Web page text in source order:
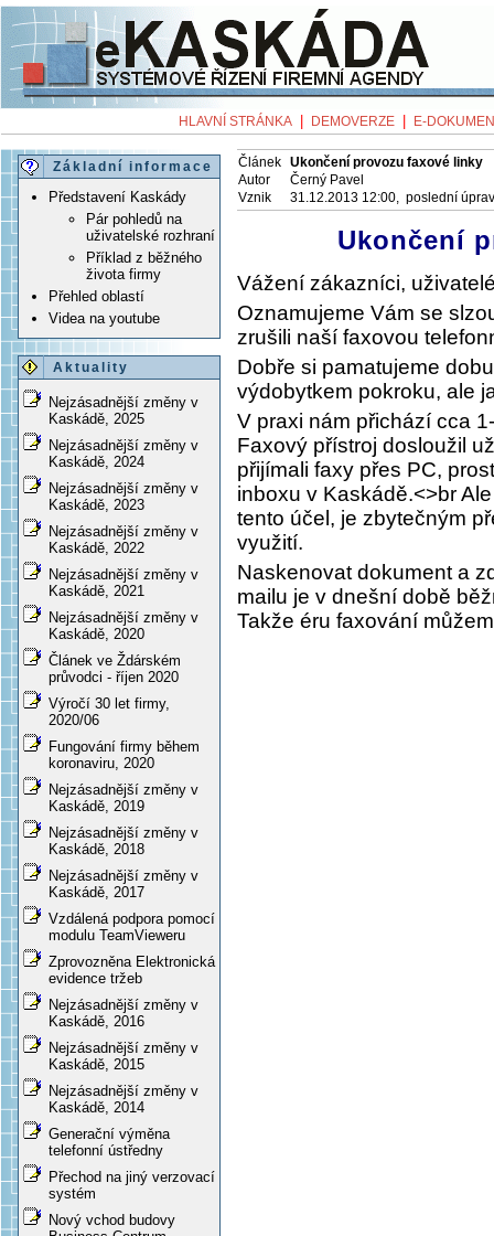
HLAVNÍ STRÁNKA DEMOVERZE E-
Základní informace
Představení Kaskády
Pár pohledů na
uživatelské rozhraní
Příklad z běžného
života firmy
Přehled oblastí
Videa na youtube
Aktuality
Nejzásadnější změny v
Kaskádě, 2025
Nejzásadnější změny v
Kaskádě, 2024
Nejzásadnější změny v
Kaskádě, 2023
Nejzásadnější změny v
Kaskádě, 2022
Nejzásadnější změny v
Kaskádě, 2021
Nejzásadnější změny v
Kaskádě, 2020
Článek ve Ždárském
průvodci - říjen 2020
Výročí 30 let firmy,
2020/06
Fungování firmy během
koronaviru, 2020
Nejzásadnější změny v
Kaskádě, 2019
Nejzásadnější změny v
Kaskádě, 2018
Nejzásadnější změny v
Kaskádě, 2017
Vzdálená podpora pomocí
modulu TeamVieweru
Zprovozněna Elektronická
evidence tržeb
Nejzásadnější změny v
Kaskádě, 2016
Nejzásadnější změny v
Kaskádě, 2015
Nejzásadnější změny v
Kaskádě, 2014
Generační výměna
telefonní ústředny
Přechod na jiný verzovací
systém
Nový vchod budovy
Článek Ukončení provozu faxové linky
Autor
Černý Pavel
Vznik
31.12.2013 12:00, poslední
Ukončení
Vážení zákazníci,
Oznamujeme Vám se
zrušili naší faxovou
Dobře si pamatujeme
výdobytkem pokroku, ale
V praxi nám přichází cca
Faxový přístroj dosloužil
přijímali faxy přes PC,
inboxu v Kaskádě.<>br
tento účel, je zbytečným
využití.
Naskenovat dokument a
mailu je v dnešní době
Takže éru faxování